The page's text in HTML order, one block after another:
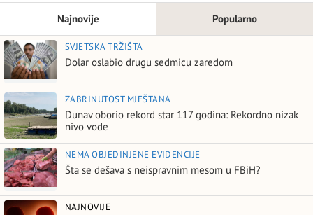
Najnovije Popularno
SVJETSKA TRŽIŠTA
Dolar oslabio drugu sedmicu zaredom
ZABRINUTOST MJEŠTANA
Dunav oborio rekord star 117 godina: Rekordno nizak
nivo vode
NEMA OBJEDINJENE EVIDENCIJE
Šta se dešava s neispravnim mesom u FBiH?
NAJNOVIJE